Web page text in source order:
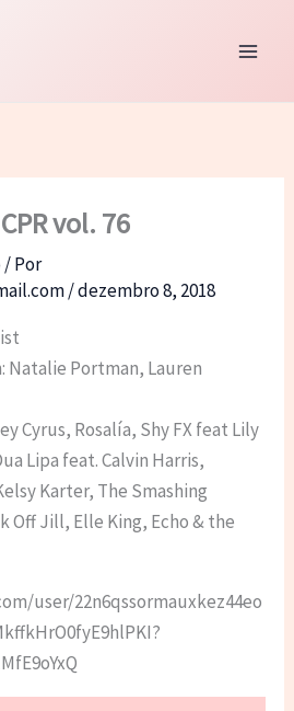
vol. 76
/ Por
/dezembro 8, 2018
Natalie Portman, Lauren
Cyrus, Rosalía, Shy FX feat Lily
Lipa feat. Calvin Harris,
Karter, The Smashing
Off Jill, Elle King, Echo & the
user/22n6qssormauxkez44eo